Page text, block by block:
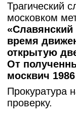
Трагический
московком
время
открытую
От
москвич
Прокуратура
проверку.